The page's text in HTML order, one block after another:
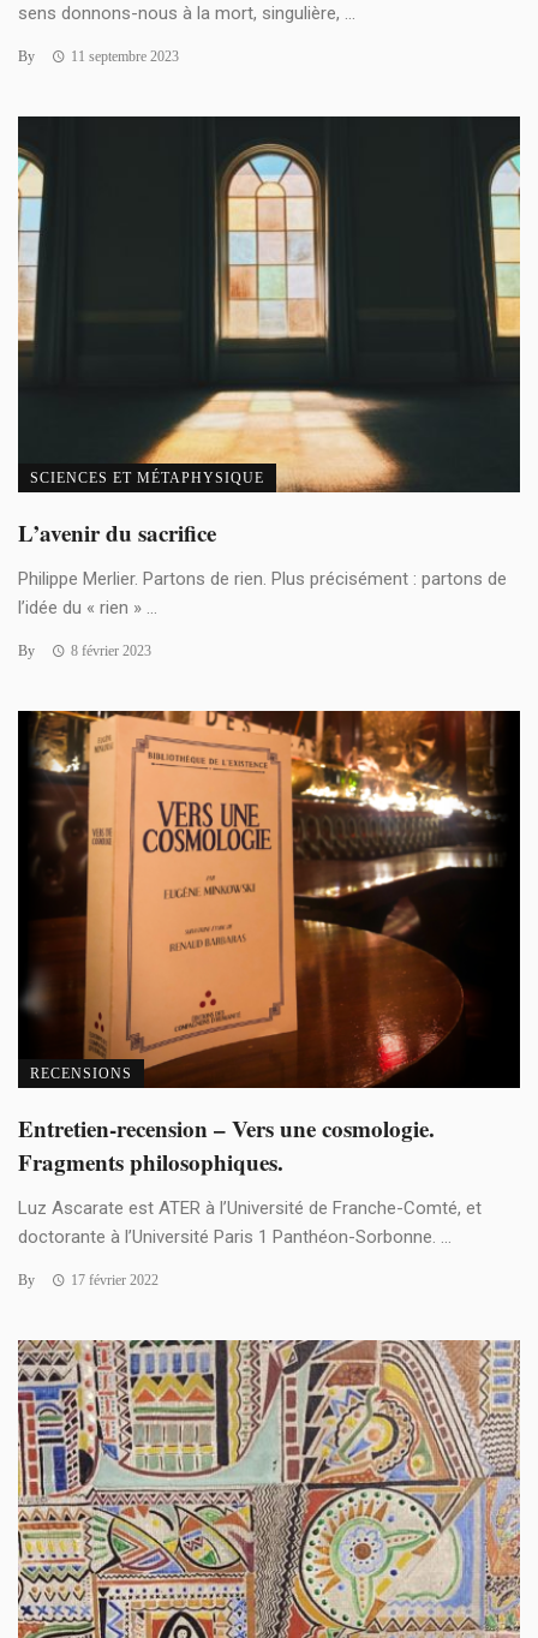
sens donnons-nous à la mort, singulière, ...
By 11 septembre 2023
SCIENCES ET MÉTAPHYSIQUE
L’avenir du sacrifice
Philippe Merlier. Partons de rien. Plus précisément : partons de
l’idée du « rien » ...
By 8 février 2023
RECENSIONS
Entretien-recension – Vers une cosmologie.
Fragments philosophiques.
Luz Ascarate est ATER à l’Université de Franche-Comté, et
doctorante à l’Université Paris 1 Panthéon-Sorbonne. ...
By 17 février 2022